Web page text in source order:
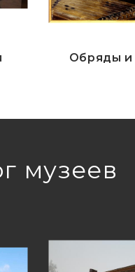
Обряды и
музеев